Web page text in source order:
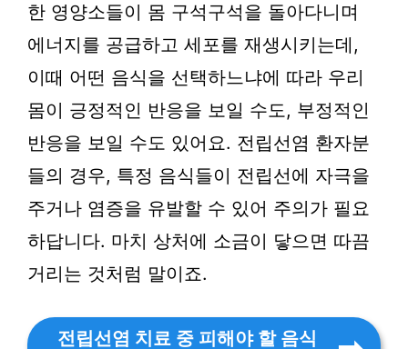
한 영양소들이 몸 구석구석을 돌아다니며
에너지를 공급하고 세포를 재생시키는데,
이때 어떤 음식을 선택하느냐에 따라 우리
몸이 긍정적인 반응을 보일 수도, 부정적인
반응을 보일 수도 있어요. 전립선염 환자분
들의 경우, 특정 음식들이 전립선에 자극을
주거나 염증을 유발할 수 있어 주의가 필요
하답니다. 마치 상처에 소금이 닿으면 따끔
거리는 것처럼 말이죠.
전립선염 치료 중 피해야 할 음식